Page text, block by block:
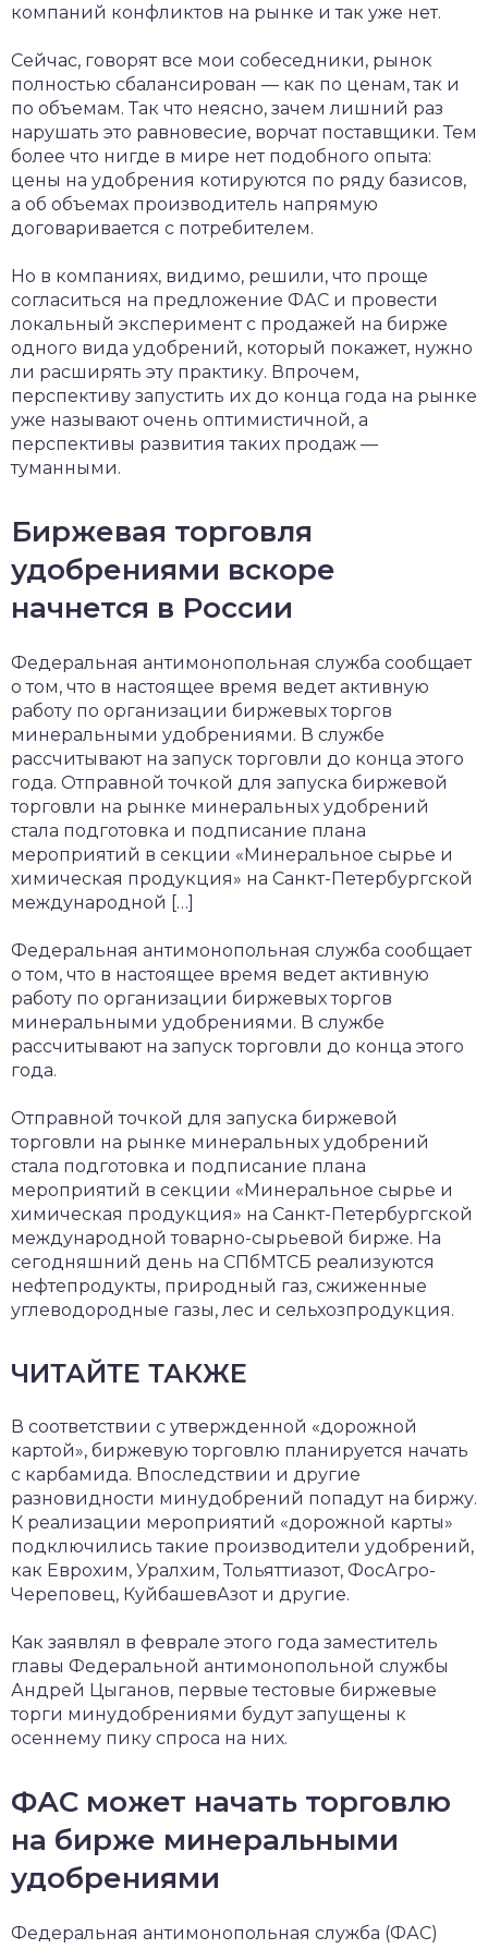
компаний конфликтов на рынке и так уже нет.
Сейчас, говорят все мои собеседники, рынок
полностью сбалансирован — как по ценам, так и
по объемам. Так что неясно, зачем лишний раз
нарушать это равновесие, ворчат поставщики. Тем
более что нигде в мире нет подобного опыта:
цены на удобрения котируются по ряду базисов,
а об объемах производитель напрямую
договаривается с потребителем.
Но в компаниях, видимо, решили, что проще
согласиться на предложение ФАС и провести
локальный эксперимент с продажей на бирже
одного вида удобрений, который покажет, нужно
ли расширять эту практику. Впрочем,
перспективу запустить их до конца года на рынке
уже называют очень оптимистичной, а
перспективы развития таких продаж —
туманными.
Биржевая торговля
удобрениями вскоре
начнется в России
Федеральная антимонопольная служба сообщает
о том, что в настоящее время ведет активную
работу по организации биржевых торгов
минеральными удобрениями. В службе
рассчитывают на запуск торговли до конца этого
года. Отправной точкой для запуска биржевой
торговли на рынке минеральных удобрений
стала подготовка и подписание плана
мероприятий в секции «Минеральное сырье и
химическая продукция» на Санкт-Петербургской
международной […]
Федеральная антимонопольная служба сообщает
о том, что в настоящее время ведет активную
работу по организации биржевых торгов
минеральными удобрениями. В службе
рассчитывают на запуск торговли до конца этого
года.
Отправной точкой для запуска биржевой
торговли на рынке минеральных удобрений
стала подготовка и подписание плана
мероприятий в секции «Минеральное сырье и
химическая продукция» на Санкт-Петербургской
международной товарно-сырьевой бирже. На
сегодняшний день на СПбМТСБ реализуются
нефтепродукты, природный газ, сжиженные
углеводородные газы, лес и сельхозпродукция.
ЧИТАЙТЕ ТАКЖЕ
В соответствии с утвержденной «дорожной
картой», биржевую торговлю планируется начать
с карбамида. Впоследствии и другие
разновидности минудобрений попадут на биржу.
К реализации мероприятий «дорожной карты»
подключились такие производители удобрений,
как Еврохим, Уралхим, Тольяттиазот, ФосАгро-
Череповец, КуйбашевАзот и другие.
Как заявлял в феврале этого года заместитель
главы Федеральной антимонопольной службы
Андрей Цыганов, первые тестовые биржевые
торги минудобрениями будут запущены к
осеннему пику спроса на них.
ФАС может начать торговлю
на бирже минеральными
удобрениями
Федеральная антимонопольная служба (ФАС)